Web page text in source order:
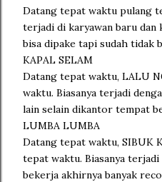
Datang tepat waktu pulang
terjadi di karyawan baru dan
bisa dipake tapi sudah tidak
KAPAL SELAM
Datang tepat waktu, LALU
waktu. Biasanya terjadi
lain selain dikantor tempat
LUMBA LUMBA
Datang tepat waktu, SIBUK
tepat waktu. Biasanya
bekerja akhirnya banyak